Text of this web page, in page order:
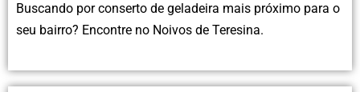
Buscando por conserto de geladeira mais próximo para o
seu bairro? Encontre no Noivos de Teresina.